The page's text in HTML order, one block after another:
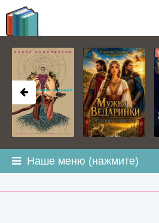
Наше меню (нажмите)
BOOKPLANETA.COM